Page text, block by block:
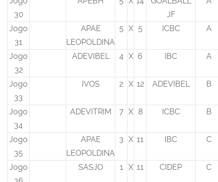
30
JF
Jogo
31
APAE
LEOPOLDINA
5 X 5 ICBC A
Jogo
32
ADEVIBEL 4 X 6 IBC A
Jogo
33
IVOS 2 X 12 ADEVIBEL B
Jogo
34
ADEVITRIM 7 X 8 ICBC B
Jogo
35
APAE
LEOPOLDINA
3 X 11 IBC C
Jogo
SASJO 1 X 11 CIDEP C